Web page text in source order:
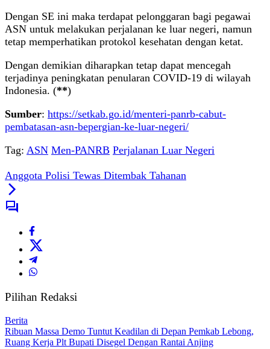
Dengan SE ini maka terdapat pelonggaran bagi pegawai
ASN untuk melakukan perjalanan ke luar negeri, namun
tetap memperhatikan protokol kesehatan dengan ketat.
Dengan demikian diharapkan tetap dapat mencegah
terjadinya peningkatan penularan COVID-19 di wilayah
Indonesia. (**)
Sumber: https://setkab.go.id/menteri-panrb-cabut-
pembatasan-asn-bepergian-ke-luar-negeri/
Tag: ASN Men-PANRB Perjalanan Luar Negeri
Anggota Polisi Tewas Ditembak Tahanan
Pilihan Redaksi
Berita
Ribuan Massa Demo Tuntut Keadilan di Depan Pemkab Lebong,
Ruang Kerja Plt Bupati Disegel Dengan Rantai Anjing